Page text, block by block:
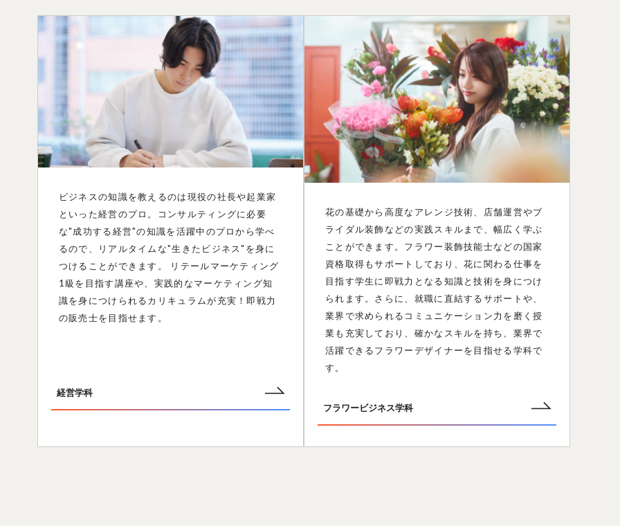
ビジネスの知識を教えるのは現役の社長や起業家
といった経営のプロ。コンサルティングに必要
な"成功する経営"の知識を活躍中のプロから学べ
るので、リアルタイムな"生きたビジネス"を身に
つけることができます。 リテールマーケティング
1級を目指す講座や、実践的なマーケティング知
識を身につけられるカリキュラムが充実！即戦力
の販売士を目指せます。
経営学科
花の基礎から高度なアレンジ技術、店舗運営やブ
ライダル装飾などの実践スキルまで、幅広く学ぶ
ことができます。フラワー装飾技能士などの国家
資格取得もサポートしており、花に関わる仕事を
目指す学生に即戦力となる知識と技術を身につけ
られます。さらに、就職に直結するサポートや、
業界で求められるコミュニケーション力を磨く授
業も充実しており、確かなスキルを持ち、業界で
活躍できるフラワーデザイナーを目指せる学科で
す。
フラワービジネス学科